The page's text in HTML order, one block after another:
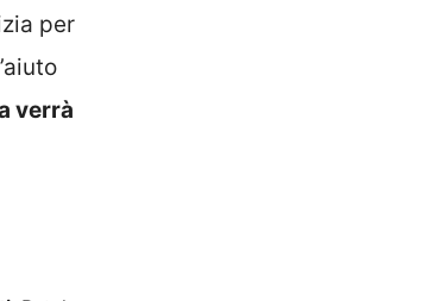
per
verrà